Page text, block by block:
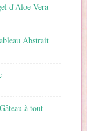
d'Aloe Vera
Abstrait
à tout